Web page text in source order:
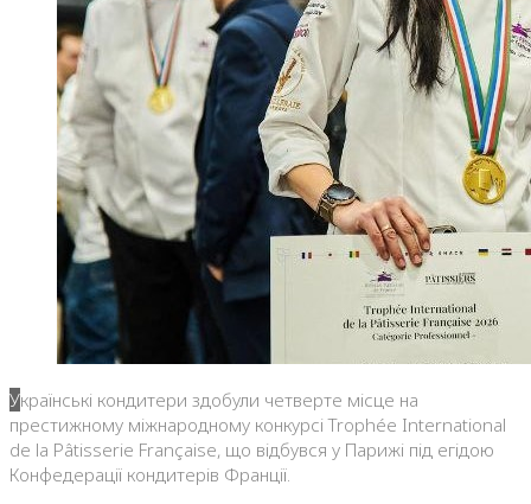
Українські кондитери здобули четверте місце на
престижному міжнародному конкурсі Trophée International
de la Pâtisserie Française, що відбувся у Парижі під егідою
Конфедерації кондитерів Франції.